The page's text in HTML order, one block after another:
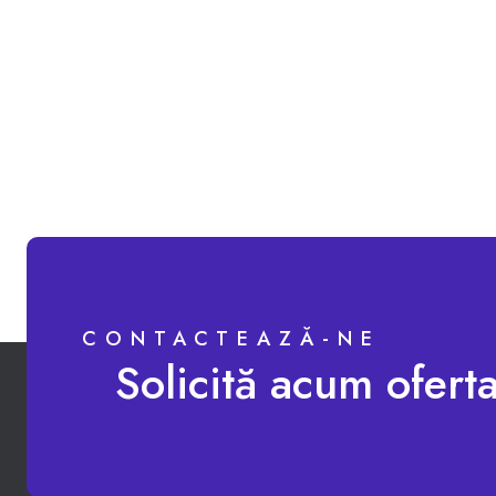
CONTACTEAZĂ-NE
Solicită acum oferta